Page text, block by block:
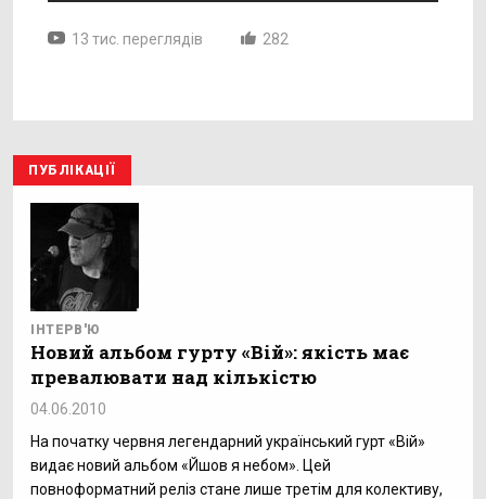
13 тис. переглядів 282
ПУБЛІКАЦІЇ
ІНТЕРВ'Ю
Новий альбом гурту «Вій»: якість має
превалювати над кількістю
04.06.2010
На початку червня легендарний український гурт «Вій»
видає новий альбом «Йшов я небом». Цей
повноформатний реліз стане лише третім для колективу,